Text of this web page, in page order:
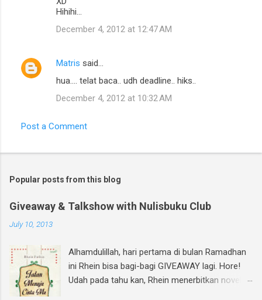
Hihihi...
December 4, 2012 at 12:47 AM
Matris said…
hua.... telat baca.. udh deadline.. hiks..
December 4, 2012 at 10:32 AM
Post a Comment
Popular posts from this blog
Giveaway & Talkshow with Nulisbuku Club
July 10, 2013
Alhamdulillah, hari pertama di bulan Ramadhan
ini Rhein bisa bagi-bagi GIVEAWAY lagi. Hore!
Udah pada tahu kan, Rhein menerbitkan novel